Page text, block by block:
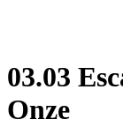
03.03
Onze